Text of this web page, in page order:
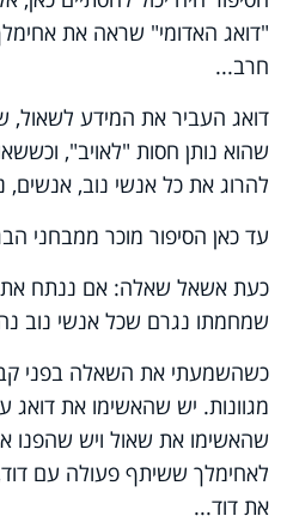
"דואג האדומי" שראה את
חרב...
דואג העביר את המידע לשאול,
שהוא נותן חסות "לאויב",
להרוג את כל אנשי נוב, אנשים,
עד כאן הסיפור מוכר ממבחני
כעת אשאל שאלה: אם ננתח
שמחמתו נגרם שכל אנשי נוב
כשהשמעתי את השאלה בפני
מגוונות. יש שהאשימו את דואג
שהאשימו את שאול ויש שהפנו
לאחימלך ששיתף פעולה עם
את דוד...